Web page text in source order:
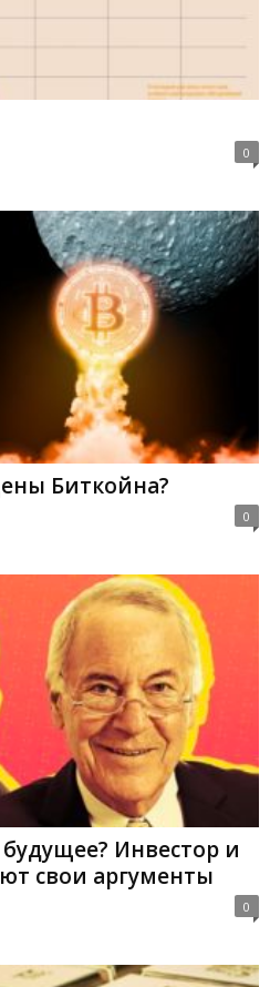
0
Биткойна?
0
Инвестор и
свои аргументы
0